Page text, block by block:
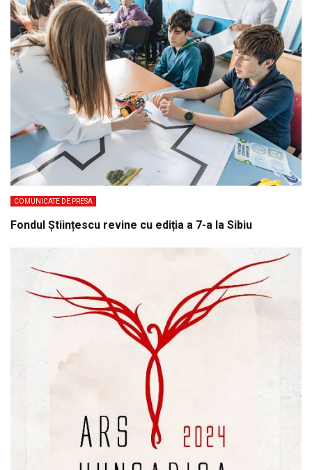
COMUNICATE DE PRESA
Fondul Științescu revine cu ediția a 7-a la Sibiu